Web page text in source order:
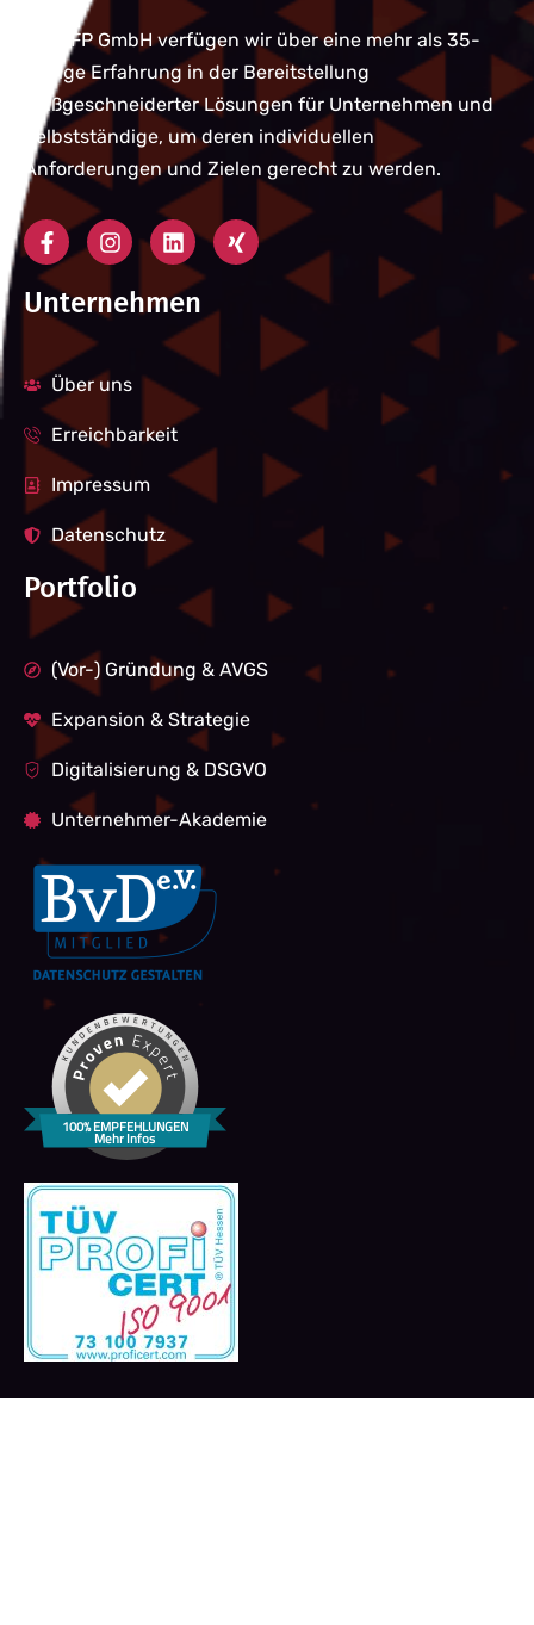
Bei QFP GmbH verfügen wir über eine mehr als 35-
jährige Erfahrung in der Bereitstellung
maßgeschneiderter Lösungen für Unternehmen und
Selbstständige, um deren individuellen
Anforderungen und Zielen gerecht zu werden.
Unternehmen
Über uns
Erreichbarkeit
Impressum
Datenschutz
Portfolio
(Vor-) Gründung & AVGS
Expansion & Strategie
Digitalisierung & DSGVO
Unternehmer-Akademie
100% EMPFEHLUNGEN
Mehr Infos